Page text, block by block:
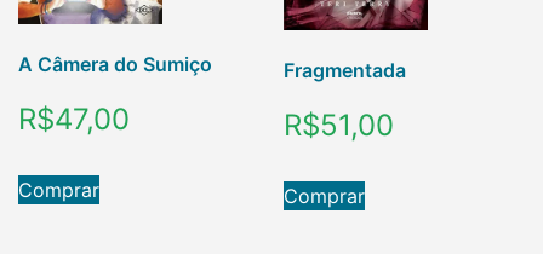
A Câmera do Sumiço
R$47,00
Comprar
Fragmentada
R$51,00
Comprar